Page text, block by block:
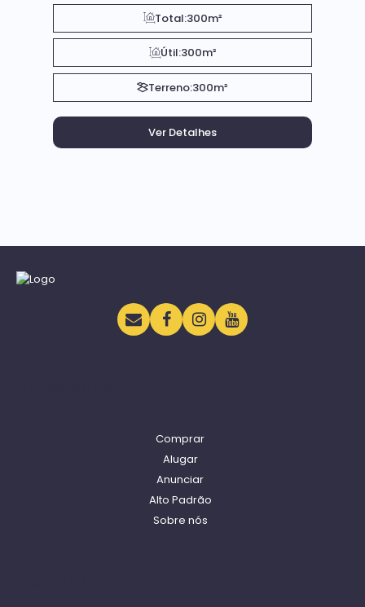
Total:300m²
Útil:300m²
Terreno:300m²
Comprar
Alugar
Anunciar
Alto Padrão
Sobre nós